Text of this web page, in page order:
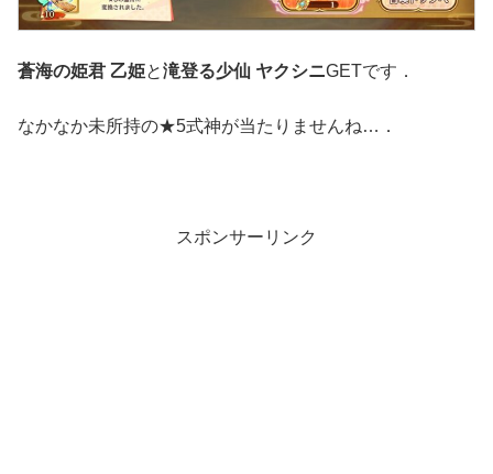
蒼海の姫君 乙姫と滝登る少仙 ヤクシニGETです．
なかなか未所持の★5式神が当たりませんね…．
スポンサーリンク